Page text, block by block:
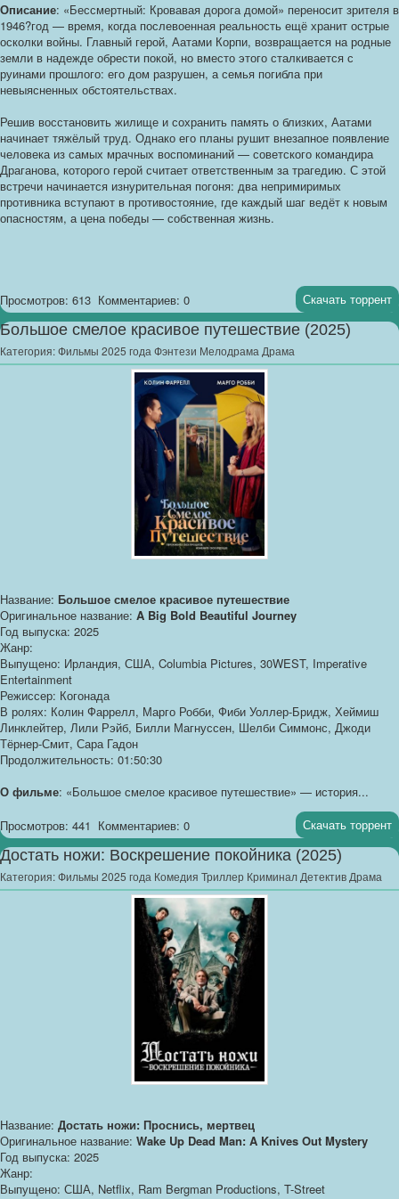
Описание: «Бессмертный: Кровавая дорога домой» переносит зрителя в
1946?год — время, когда послевоенная реальность ещё хранит острые
осколки войны. Главный герой, Аатами Корпи, возвращается на родные
земли в надежде обрести покой, но вместо этого сталкивается с
руинами прошлого: его дом разрушен, а семья погибла при
невыясненных обстоятельствах.
Решив восстановить жилище и сохранить память о близких, Аатами
начинает тяжёлый труд. Однако его планы рушит внезапное появление
человека из самых мрачных воспоминаний — советского командира
Драганова, которого герой считает ответственным за трагедию. С этой
встречи начинается изнурительная погоня: два непримиримых
противника вступают в противостояние, где каждый шаг ведёт к новым
опасностям, а цена победы — собственная жизнь.
Просмотров: 613 Комментариев: 0 Скачать торрент
Большое смелое красивое путешествие (2025)
Категория:Фильмы 2025 года Фэнтези Мелодрама Драма
Название: Большое смелое красивое путешествие
Оригинальное название: A Big Bold Beautiful Journey
Год выпуска: 2025
Жанр:
Выпущено: Ирландия, США, Columbia Pictures, 30WEST, Imperative
Entertainment
Режиссер: Когонада
В ролях: Колин Фаррелл, Марго Робби, Фиби Уоллер-Бридж, Хеймиш
Линклейтер, Лили Рэйб, Билли Магнуссен, Шелби Симмонс, Джоди
Тёрнер-Смит, Сара Гадон
Продолжительность: 01:50:30
О фильме: «Большое смелое красивое путешествие» — история...
Просмотров: 441 Комментариев: 0 Скачать торрент
Достать ножи: Воскрешение покойника (2025)
Категория:Фильмы 2025 года Комедия Триллер Криминал Детектив Драма
Название: Достать ножи: Проснись, мертвец
Оригинальное название: Wake Up Dead Man: A Knives Out Mystery
Год выпуска: 2025
Жанр:
Выпущено: США, Netflix, Ram Bergman Productions, T-Street